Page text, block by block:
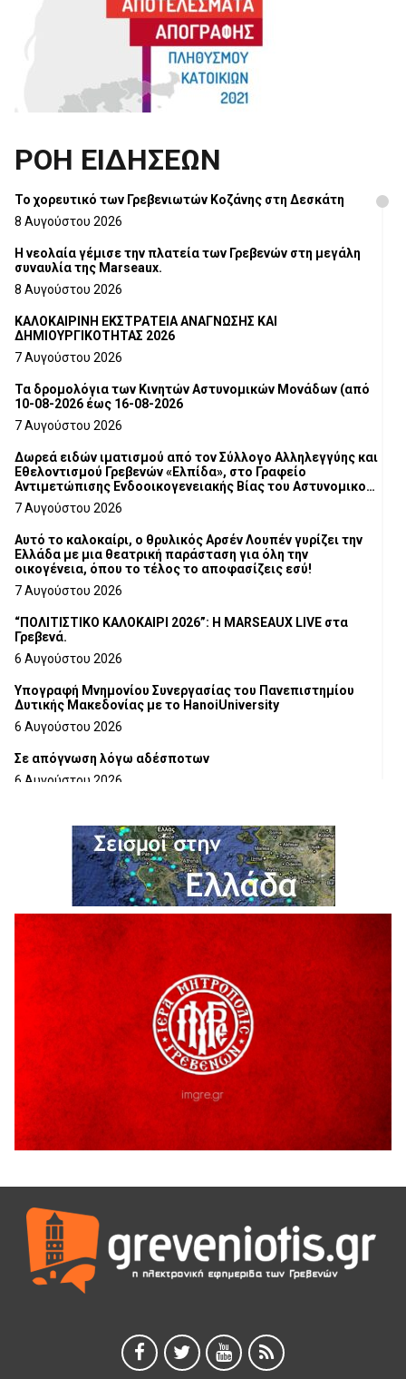
ΡΟΗ ΕΙΔΗΣΕΩΝ
Το χορευτικό των Γρεβενιωτών Κοζάνης στη Δεσκάτη
8 Αυγούστου 2026
Η νεολαία γέμισε την πλατεία των Γρεβενών στη μεγάλη
συναυλία της Marseaux.
8 Αυγούστου 2026
ΚΑΛΟΚΑΙΡΙΝΗ ΕΚΣΤΡΑΤΕΙΑ ΑΝΑΓΝΩΣΗΣ ΚΑΙ
ΔΗΜΙΟΥΡΓΙΚΟΤΗΤΑΣ 2026
7 Αυγούστου 2026
Τα δρομολόγια των Κινητών Αστυνομικών Μονάδων (από
10-08-2026 έως 16-08-2026
7 Αυγούστου 2026
Δωρεά ειδών ιματισμού από τον Σύλλογο Αλληλεγγύης και
Εθελοντισμού Γρεβενών «Ελπίδα», στο Γραφείο
Αντιμετώπισης Ενδοοικογενειακής Βίας του Αστυνομικού
Τμήματος Γρεβενών
7 Αυγούστου 2026
Αυτό το καλοκαίρι, ο θρυλικός Αρσέν Λουπέν γυρίζει την
Ελλάδα με μια θεατρική παράσταση για όλη την
οικογένεια, όπου το τέλος το αποφασίζεις εσύ!
7 Αυγούστου 2026
“ΠΟΛΙΤΙΣΤΙΚΟ ΚΑΛΟΚΑΙΡΙ 2026”: Η MARSEAUX LIVE στα
Γρεβενά.
6 Αυγούστου 2026
Υπογραφή Μνημονίου Συνεργασίας του Πανεπιστημίου
Δυτικής Μακεδονίας με το HanoiUniversity
6 Αυγούστου 2026
Σε απόγνωση λόγω αδέσποτων
6 Αυγούστου 2026
6 Αυγούστου 2026
Ολοκληρώνεται η ασφαλτόστρωση της οδού Περιβόλι –
6 Αυγούστου 2026
H παραδοχή λαθών είναι (και) δύναμη
5 Αυγούστου 2026
Ο ΑΝΔΡΕΑΣ ΑΣΛΑΝΙΔΗΣ ΣΥΝΕΧΙΖΕΙ ΣΤΟΝ ΠΡΩΤΕΑ
ΓΡΕΒΕΝΩΝ
5 Αυγούστου 2026
Ευχαριστήριο Εκπολιτιστικού Συλλόγου Ταξιάρχη προς κ.
Παρασχάκη Αθανάσιο
5 Αυγούστου 2026
Διακοπή υδροδότησης του Α΄ κλάδου ύδρευσης
5 Αυγούστου 2026
Θερινό Σινεμά στο πλαίσιο του «Πολιτιστικού
Καλοκαιριού 2026» με την βραβευμένη ταινία «Μικρές
Ανάσες».
5 Αυγούστου 2026
5 Αυγούστου 2026